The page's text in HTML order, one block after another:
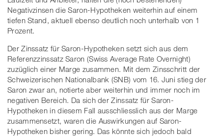
Negativzinsen die Saron-Hypotheken weiterhin auf einem
tiefen Stand, aktuell ebenso deutlich noch unterhalb von 1
Prozent.
Der Zinssatz für Saron-Hypotheken setzt sich aus dem
Referenzzinssatz Saron (Swiss Average Rate Overnight)
zuzüglich einer Marge zusammen. Mit dem Zinsschritt der
Schweizerischen Nationalbank (SNB) vom 16. Juni stieg der
Saron zwar an, notierte aber weiterhin und immer noch im
negativen Bereich. Da sich der Zinssatz für Saron-
Hypotheken in diesem Fall ausschliesslich aus der Marge
zusammensetzt, waren die Auswirkungen auf Saron-
Hypotheken bisher gering. Das könnte sich jedoch bald